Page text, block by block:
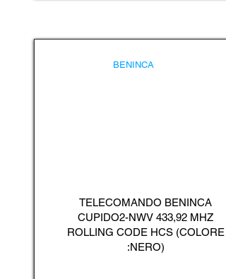
BENINCA
TELECOMANDO BENINCA
CUPIDO2-NWV 433,92 MHZ
ROLLING CODE HCS (COLORE
:NERO)